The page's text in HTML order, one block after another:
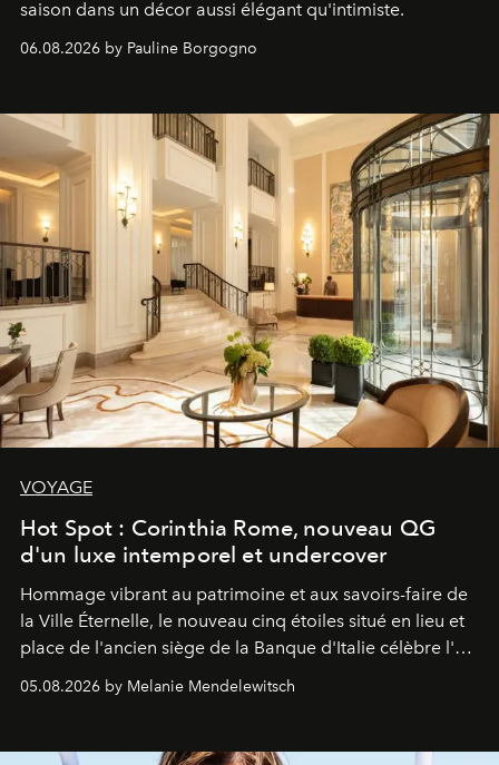
saison dans un décor aussi élégant qu'intimiste.
06.08.2026 by Pauline Borgogno
VOYAGE
Hot Spot : Corinthia Rome, nouveau QG
d'un luxe intemporel et undercover
Hommage vibrant au patrimoine et aux savoirs-faire de
la Ville Éternelle, le nouveau cinq étoiles situé en lieu et
place de l'ancien siège de la Banque d'Italie célèbre l'art
05.08.2026 by Melanie Mendelewitsch